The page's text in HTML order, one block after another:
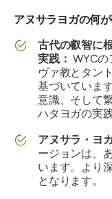
アヌサラヨガの何
古代の叡智に
実践：WYCの
ヴァ教とタン
基づいていま
意識、そして
ハタヨガの実
アヌサラ・ヨ
ージョンは、
います。より
となります。